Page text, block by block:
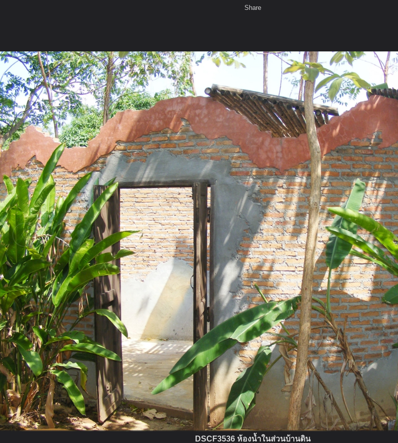
หน้าแรก รูปภาพ General monsodsai2 ทริปวัดปราสาทดิน-ถ้ำวัวแดง
DSCF3536 ห้องน้ำในส่วนบ้านดิน
หน้าแรก เว็บบอร์ด มีอะไรใหม่ วิดีโอ รูปภาพ
หมวดหมู่ มีอะไรใหม่ คอลเล็คชั่น สถานที่ กล้อง แท็ก
เสียงธรรม สมาชิก ห้องสนทนา
Share
DSCF3536 ห้องน้ำในส่วนบ้านดิน